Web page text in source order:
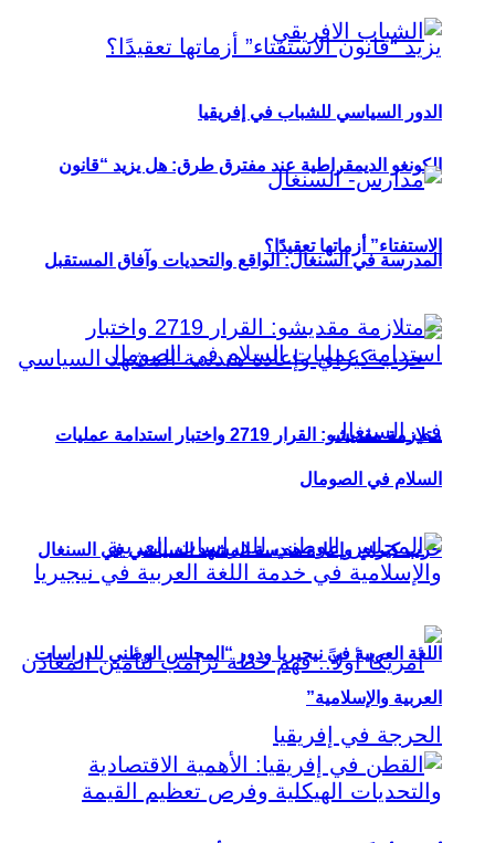
الكونغو الديمقراطية عند مفترق طرق: هل يزيد “قانون
الاستفتاء” أزماتها تعقيدًا؟
حزب كيراي وإعادة هندسة المشهد السياسي في السنغال
الدور السياسي للشباب في إفريقيا
المدرسة في السنغال: الواقع والتحديات وآفاق المستقبل
متلازمة مقديشو: القرار 2719 واختبار استدامة عمليات
السلام في الصومال
اللغة العربية في نيجيريا ودور “المجلس الوطني للدراسات
العربية والإسلامية”